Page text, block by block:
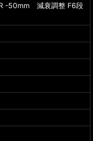
-50mm 減衰調整 F6段